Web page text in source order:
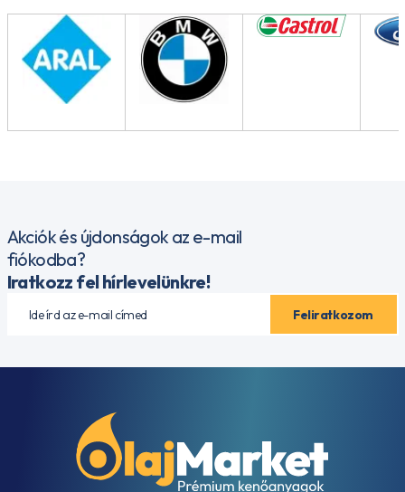
Akciók és újdonságok az e-mail
fiókodba?
Iratkozz fel hírlevelünkre!